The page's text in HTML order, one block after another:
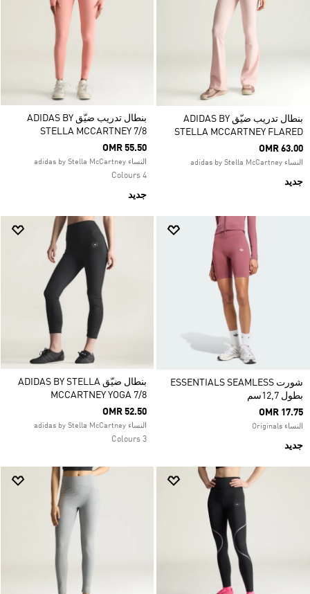
بنطال تدريب ضيّق ADIDAS BY
STELLA MCCARTNEY FLARED
OMR 63.00
النساء adidas by Stella McCartney
جديد
بنطال تدريب ضيّق ADIDAS BY
STELLA MCCARTNEY 7/8
OMR 55.50
النساء adidas by Stella McCartney
4 Colours
جديد
شورت ESSENTIALS SEAMLESS
بطول 12,7سم
OMR 17.75
النساء Originals
جديد
بنطال ضيّق ADIDAS BY STELLA
MCCARTNEY YOGA 7/8
OMR 52.50
النساء adidas by Stella McCartney
3 Colours